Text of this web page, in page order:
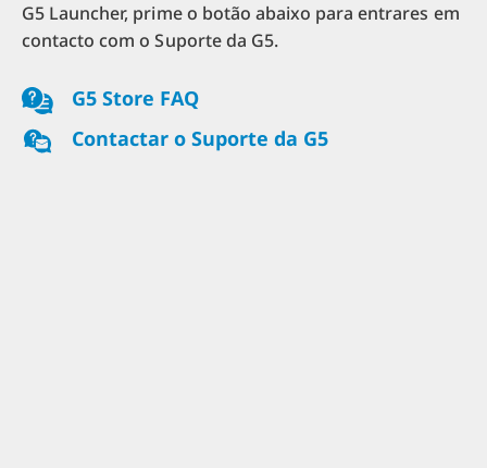
G5 Launcher, prime o botão abaixo para entrares em
contacto com o Suporte da G5.
G5 Store FAQ
Contactar o Suporte da G5